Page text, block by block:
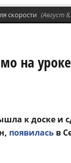
скорости (Август
на уроке
к доске и
появилась в